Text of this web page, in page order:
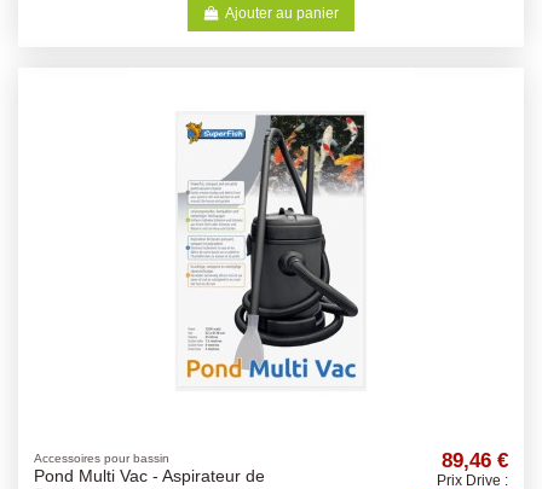
Ajouter au panier
Accessoires pour bassin
Pond Multi Vac - Aspirateur de
89,46 €
Prix Drive :